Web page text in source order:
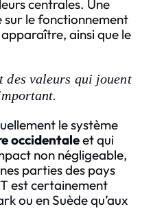
centrales. Une
sur le fonctionnement
ainsi que le
des valeurs qui jouent
le système
occidentaleet qui
non négligeable,
parties des pays
est certainement
ou en Suède qu’aux